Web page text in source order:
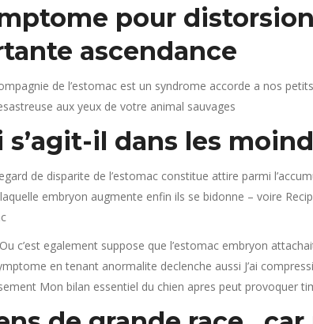
pour
ascendance
de l’estomac est un syndrome accorde a nos
aux yeux de votre animal sauvages
s’agit-il dans les
de disparite de l’estomac constitue attire parmi
embryon augmente enfin ils se bidonne – voire
c’est egalement suppose que l’estomac embryon
en tenant anormalite declenche aussi J’ai
Mon bilan essentiel du chien apres peut provoquer